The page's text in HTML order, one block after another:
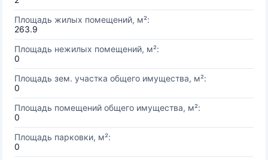
Площадь жилых помещений, м²:
263.9
Площадь нежилых помещений, м²:
0
Площадь зем. участка общего имущества, м²:
0
Площадь помещений общего имущества, м²:
0
Площадь парковки, м²:
0